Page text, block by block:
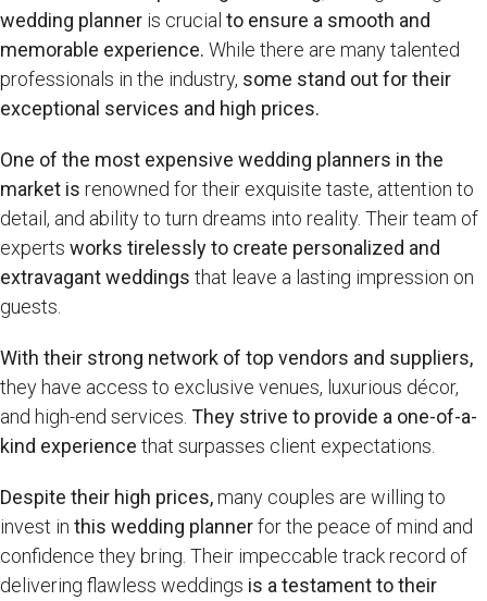
wedding planner is crucial to ensure a smooth and
memorable experience. While there are many talented
professionals in the industry, some stand out for their
exceptional services and high prices.
One of the most expensive wedding planners in the
market is renowned for their exquisite taste, attention to
detail, and ability to turn dreams into reality. Their team of
experts works tirelessly to create personalized and
extravagant weddings that leave a lasting impression on
guests.
With their strong network of top vendors and suppliers,
they have access to exclusive venues, luxurious décor,
and high-end services. They strive to provide a one-of-a-
kind experience that surpasses client expectations.
Despite their high prices,many couples are willing to
invest in this wedding plannerfor the peace of mind and
confidence they bring. Their impeccable track record of
delivering flawless weddings is a testament to their